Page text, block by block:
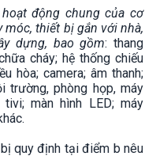
động chung của cơ
móc, thiết bị gắn với nhà,
dựng, bao gồm: thang
cháy; hệ thống chiếu
hòa; camera; âm thanh;
trường, phòng họp, máy
màn hình LED; máy
quy định tại điểm b nêu